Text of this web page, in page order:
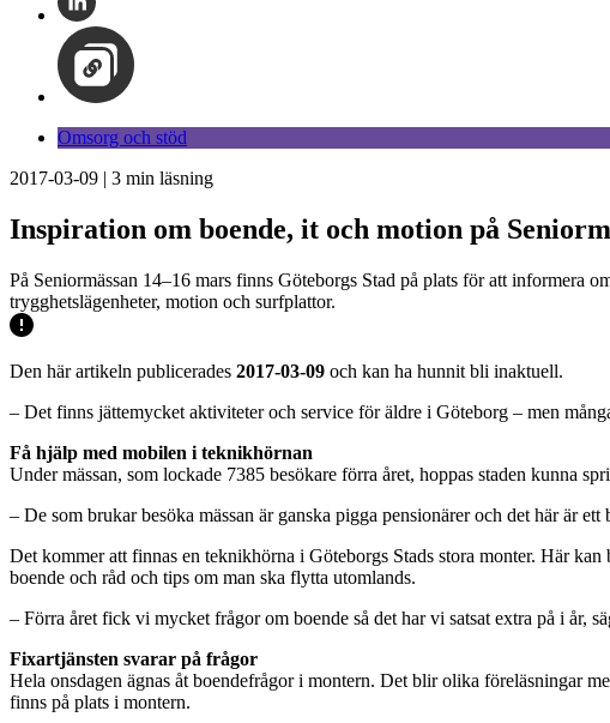
Omsorg och stöd
2017-03-09 | 3 min läsning
Inspiration om boende, it och motion på
På Seniormässan 14–16 mars finns Göteborgs Stad på plats för att informera
trygghetslägenheter, motion och surfplattor.
Den här artikeln publicerades 2017-03-09 och kan ha hunnit bli inaktuell.
– Det finns jättemycket aktiviteter och service för äldre i Göteborg – men
Få hjälp med mobilen i teknikhörnan
Under mässan, som lockade 7385 besökare förra året, hoppas staden kunna
– De som brukar besöka mässan är ganska pigga pensionärer och det här är
Det kommer att finnas en teknikhörna i Göteborgs Stads stora monter. Här
boende och råd och tips om man ska flytta utomlands.
– Förra året fick vi mycket frågor om boende så det har vi satsat extra på i år,
Fixartjänsten svarar på frågor
Hela onsdagen ägnas åt boendefrågor i montern. Det blir olika föreläsningar
finns på plats i montern.